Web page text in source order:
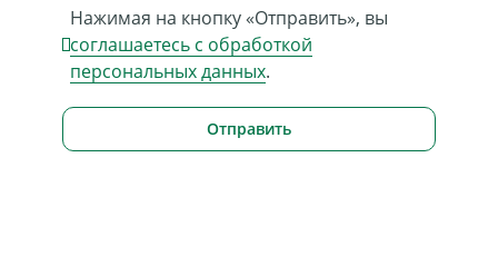
Нажимая на кнопку «Отправить», вы
соглашаетесь с обработкой
персональных данных.